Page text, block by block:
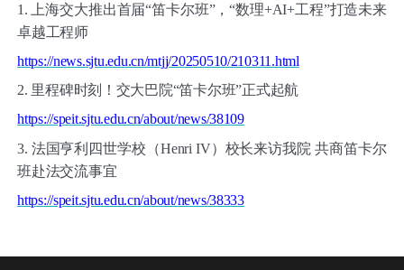
1.
上海交大推出首届“笛卡尔班”，“数理+AI+工程”打造未来
卓越工程师
https://news.sjtu.edu.cn/mtjj/20250510/210311.html
2. 里程碑时刻！交大巴院“笛卡尔班”正式起航
https://speit.sjtu.edu.cn/about/news/38109
3. 法国亨利四世学校（Henri IV）校长来访我院 共商笛卡尔
班赴法交流事宜
https://speit.sjtu.edu.cn/about/news/38333